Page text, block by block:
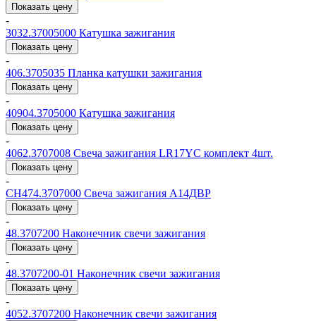
Показать цену
-
3032.37005000 Катушка зажигания
Показать цену
-
406.3705035 Планка катушки зажигания
Показать цену
-
40904.3705000 Катушка зажигания
Показать цену
-
4062.3707008 Свеча зажигания LR17YC комплект 4шт.
Показать цену
-
СН474.3707000 Свеча зажигания А14ДВР
Показать цену
-
48.3707200 Наконечник свечи зажигания
Показать цену
-
48.3707200-01 Наконечник свечи зажигания
Показать цену
-
4052.3707200 Наконечник свечи зажигания